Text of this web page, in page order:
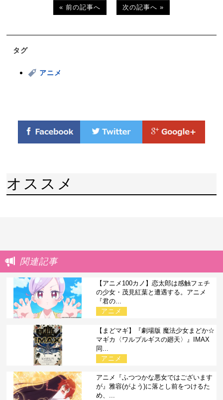
« 前の記事へ 次の記事へ »
タグ
アニメ
オススメ
関連記事
【アニメ100カノ】恋太郎は感触フェチ
の少女・茂見紅葉と遭遇する。アニメ
『君の...
アニメ
【まどマギ】『劇場版 魔法少女まどか☆
マギカ〈ワルプルギスの廻天〉』IMAX
同...
アニメ
アニメ『ふつつかな悪女ではございます
が』雅容(がよう)に落とし前をつけるた
め、...